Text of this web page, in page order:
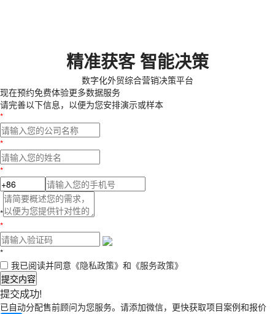
精准获客 智能决策
数字化外贸综合营销决策平台
现在预约免费体验更多数据服务
请完善以下信息，以便为您安排演示或样本
*
*
*
*
*
*
我已阅读并同意 《隐私政策》 和 《服务政策》
提交内容
提交成功!
已自动分配售前顾问为您服务。请添加微信，更快获取项目案例和报价